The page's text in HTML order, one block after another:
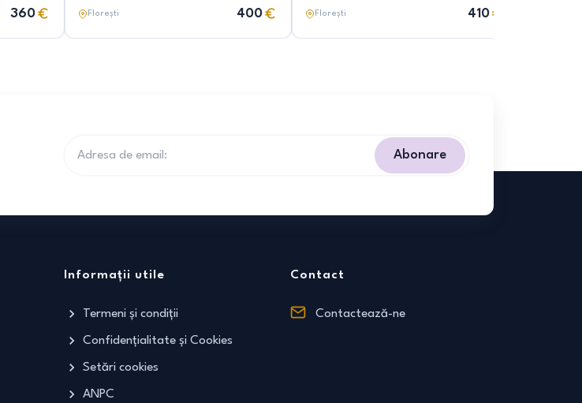
360 Florești 400 Florești 410
Abonare
Informații utile
Termeni și condiții
Confidențialitate și Cookies
Setări cookies
ANPC
Contact
Contactează-ne